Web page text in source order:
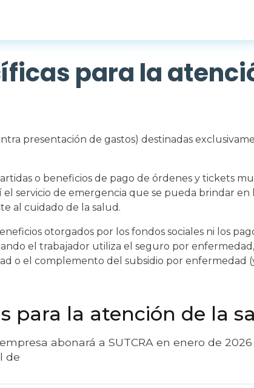
para la
presentación de gastos) destinadas
o beneficios de pago de órdenes y tickets
servicio de emergencia que se pueda brindar en
al cuidado de la salud.
otorgados por los fondos sociales ni los
el trabajador utiliza el seguro por
o el complemento del subsidio por enfermedad
para la atención de la
abonará a SUTCRA en enero de
de